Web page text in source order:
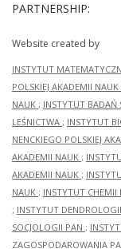
PARTNERSHIP:
Website created by
INSTYTUT
POLSKIEJ AKADEMII NAUK
NAUK ; INSTYTUT BADAŃ
LEŚNICTWA ; INSTYTUT
NENCKIEGO POLSKIEJ
AKADEMII NAUK ;
AKADEMII NAUK ;
NAUK ; INSTYTUT CHEMII
; INSTYTUT
SOCJOLOGII PAN ;
ZAGOSPODAROWANIA